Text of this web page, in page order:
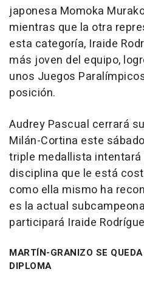
japonesa Momoka
mientras que la otra
esta categoría, Iraide
más joven del equipo,
unos Juegos
posición.
Audrey Pascual cerrará
Milán-Cortina este
triple medallista
disciplina que le está
como ella mismo ha
es la actual
participará Iraide
MARTÍN-GRANIZO SE
DIPLOMA